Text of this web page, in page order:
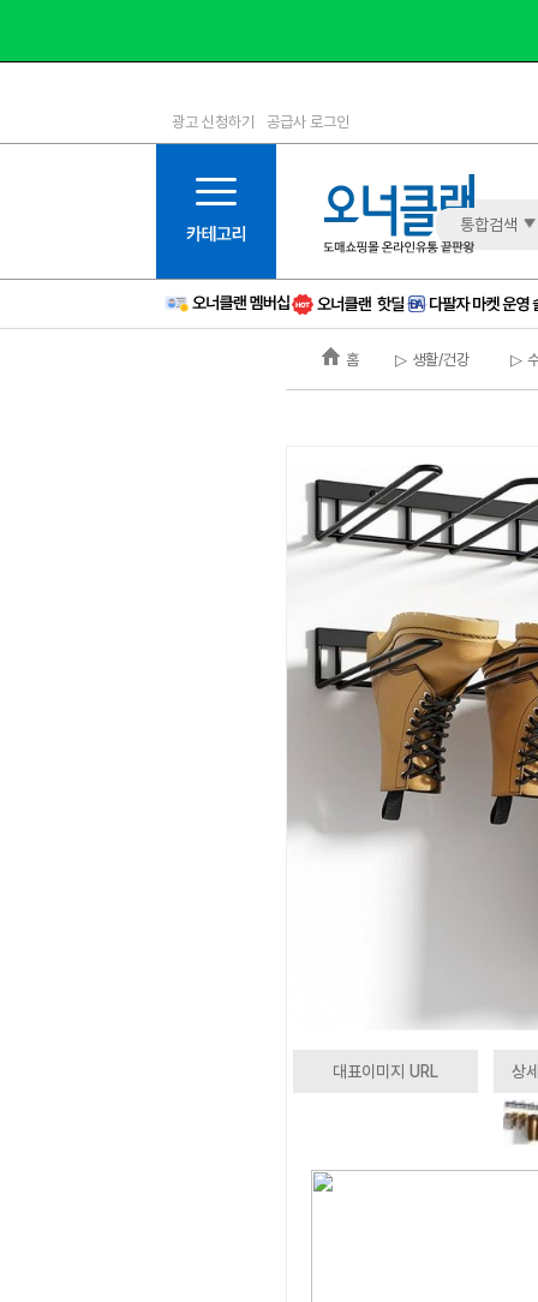
1등급
6등급
11등급
12등급
15등급
16등급
광고 신청하기 공급사 로그인
통합검색
홈 ▷ 생활/건강 ▷
대표이미지 URL 상